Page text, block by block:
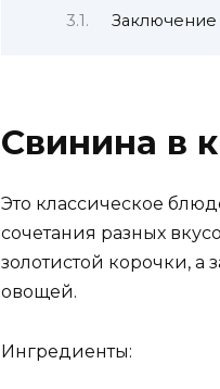
Заключение
Свинина в
Это классическое
сочетания разных
золотистой корочки, а
овощей.
Ингредиенты: